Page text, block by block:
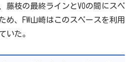
藤枝の最終ラインとVOの間にスペ
め、FW山崎はこのスペースを利用
いた。